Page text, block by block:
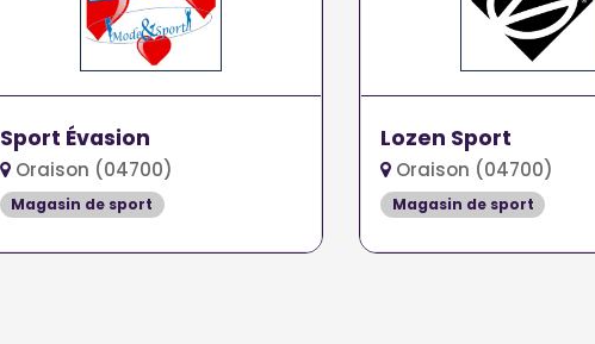
Sport Évasion
Oraison (04700)
Magasin de sport
Lozen Sport
Oraison (04700)
Magasin de sport